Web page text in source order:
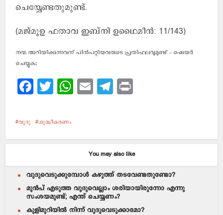
ചെയ്യേണ്ടതുമുണ്ട്.
(മജ്മൂഉ ഫതാവ ഇബ്നി ഉഥൈമീന്‍: 11/143)
നന്മ അറിയിക്കുന്നവന് പിന്‍പറ്റിയവരുടെ പ്രതിഫലവുമുണ്ട് - ഷെയര്‍
ചെയ്യുക:
Facebook
TwitterWhatsApp
EmailTelegram
വുദു ശുദ്ധീകരണം
You may also like
വുദുവെടുക്കുമ്പോള്‍ കഴുത്ത് തടവേണ്ടതുണ്ടോ?
മുന്‍പ് എടുത്ത വുദുവെല്ലാം ശരിയായിരുന്നോ എന്നു
സംശയമുണ്ട്; എന്ത് ചെയ്യണം?
കുളിമുറിയില്‍ നിന്ന് വുദുവെടുക്കാമോ?